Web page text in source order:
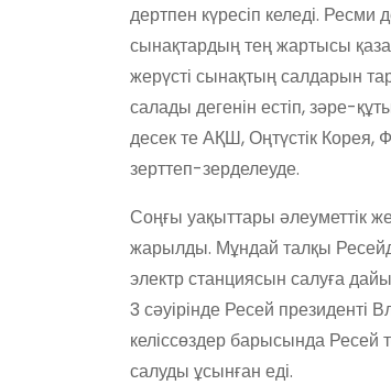
дертпен күресіп келеді.
сынақтардың тең жартысы
жерүсті сынақтың салдарын
салады дегенін естіп, зәре-
десек те АҚШ, Оңтүстік Корея,
зерттеп-зерделеуде.
Соңғы уақыттары әлеуметтік
жарылды. Мұндай талқы
электр станциясын салуға
3 сәуірінде Ресей
келіссөздер барысында Ресей
салуды ұсынған еді.